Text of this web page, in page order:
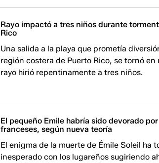
Rayo impactó a tres niños durante
Rico
Una salida a la playa que prometía
región costera de Puerto Rico, se tornó
rayo hirió repentinamente a tres niños.
El pequeño Emile habría sido devorado
franceses, según nueva teoría
El enigma de la muerte de Émile Soleil ha
inesperado con los lugareños sugiriendo